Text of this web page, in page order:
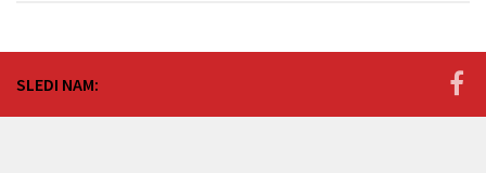
SLEDI NAM: